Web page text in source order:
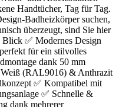
Handtücher, Tag für Tag.
Badheizkörper suchen,
überzeugt, sind Sie hier
✅ Modernes Design
für ein stilvolles
dank 50 mm
(RAL9016) & Anthrazit
✅ Kompatibel mit
✅ Schnelle &
dank mehrerer